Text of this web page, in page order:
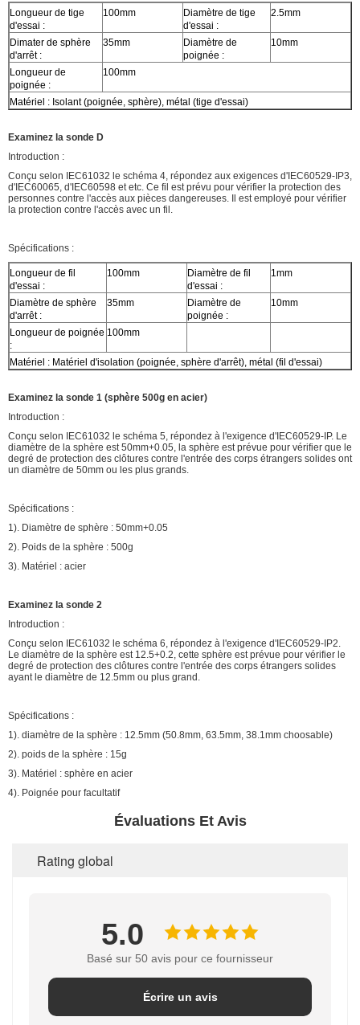
Longueur de tige
d'essai :
100mm
Diamètre de tige
d'essai :
2.5mm
Dimater de sphère
d'arrêt :
35mm
Diamètre de
poignée :
10mm
Longueur de
poignée :
100mm
Matériel : Isolant (poignée, sphère), métal (tige d'essai)
Examinez la sonde D
Introduction :
Conçu selon IEC61032 le schéma 4, répondez aux exigences d'IEC60529-IP3,
d'IEC60065, d'IEC60598 et etc. Ce fil est prévu pour vérifier la protection des
personnes contre l'accès aux pièces dangereuses. Il est employé pour vérifier
la protection contre l'accès avec un fil.
Spécifications :
Longueur de fil
d'essai :
100mm
Diamètre de fil
d'essai :
1mm
Diamètre de sphère
d'arrêt :
35mm
Diamètre de
poignée :
10mm
Longueur de poignée
:
100mm
Matériel : Matériel d'isolation (poignée, sphère d'arrêt), métal (fil d'essai)
Examinez la sonde 1 (sphère 500g en acier)
Introduction :
Conçu selon IEC61032 le schéma 5, répondez à l'exigence d'IEC60529-IP. Le
diamètre de la sphère est 50mm+0.05, la sphère est prévue pour vérifier que le
degré de protection des clôtures contre l'entrée des corps étrangers solides ont
un diamètre de 50mm ou les plus grands.
Spécifications :
1). Diamètre de sphère : 50mm+0.05
2). Poids de la sphère : 500g
3). Matériel : acier
Examinez la sonde 2
Introduction :
Conçu selon IEC61032 le schéma 6, répondez à l'exigence d'IEC60529-IP2.
Le diamètre de la sphère est 12.5+0.2, cette sphère est prévue pour vérifier le
degré de protection des clôtures contre l'entrée des corps étrangers solides
ayant le diamètre de 12.5mm ou plus grand.
Spécifications :
1). diamètre de la sphère : 12.5mm (50.8mm, 63.5mm, 38.1mm choosable)
2). poids de la sphère : 15g
3). Matériel : sphère en acier
4). Poignée pour facultatif
Évaluations Et Avis
Rating global
5.0
Basé sur 50 avis pour ce fournisseur
Écrire un avis